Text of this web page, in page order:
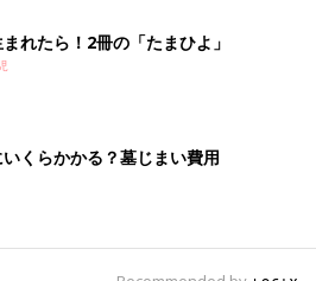
れたら！2冊の「たまひよ」
くらかかる？墓じまい費用